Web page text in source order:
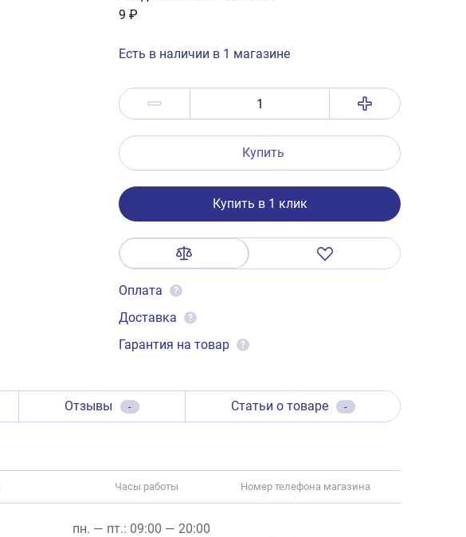
9 ₽
Есть в наличии в 1 магазине
Купить
Купить в 1 клик
Оплата ?
Доставка ?
Гарантия на товар ?
Отзывы - Статьи о товаре -
Часы работы Номер телефона магазина
пн. — пт.: 09:00 — 20:00